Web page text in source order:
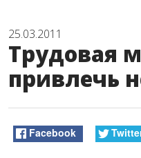
25.03.2011
Трудовая
привлечь
Facebook